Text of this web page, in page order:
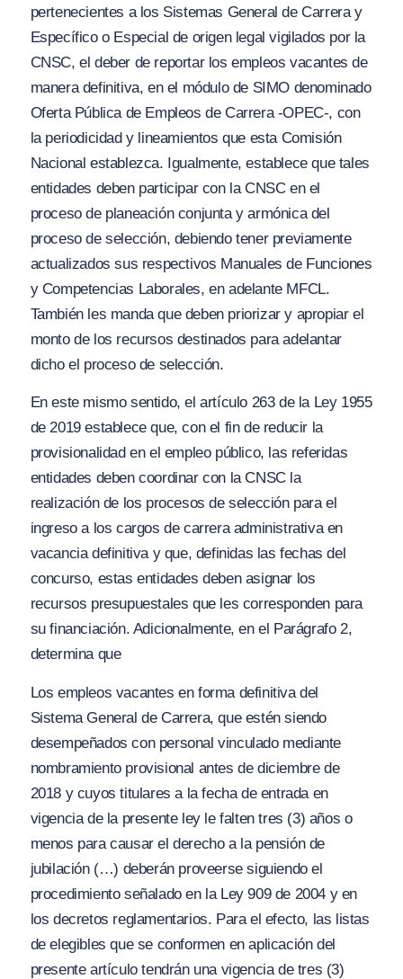
pertenecientes a los Sistemas General de Carrera y
Específico o Especial de origen legal vigilados por la
CNSC, el deber de reportar los empleos vacantes de
manera definitiva, en el módulo de SIMO denominado
Oferta Pública de Empleos de Carrera -OPEC-, con
la periodicidad y lineamientos que esta Comisión
Nacional establezca. Igualmente, establece que tales
entidades deben participar con la CNSC en el
proceso de planeación conjunta y armónica del
proceso de selección, debiendo tener previamente
actualizados sus respectivos Manuales de Funciones
y Competencias Laborales, en adelante MFCL.
También les manda que deben priorizar y apropiar el
monto de los recursos destinados para adelantar
dicho el proceso de selección.
En este mismo sentido, el artículo 263 de la Ley 1955
de 2019 establece que, con el fin de reducir la
provisionalidad en el empleo público, las referidas
entidades deben coordinar con la CNSC la
realización de los procesos de selección para el
ingreso a los cargos de carrera administrativa en
vacancia definitiva y que, definidas las fechas del
concurso, estas entidades deben asignar los
recursos presupuestales que les corresponden para
su financiación. Adicionalmente, en el Parágrafo 2,
determina que
Los empleos vacantes en forma definitiva del
Sistema General de Carrera, que estén siendo
desempeñados con personal vinculado mediante
nombramiento provisional antes de diciembre de
2018 y cuyos titulares a la fecha de entrada en
vigencia de la presente ley le falten tres (3) años o
menos para causar el derecho a la pensión de
jubilación (…) deberán proveerse siguiendo el
procedimiento señalado en la Ley 909 de 2004 y en
los decretos reglamentarios. Para el efecto, las listas
de elegibles que se conformen en aplicación del
presente artículo tendrán una vigencia de tres (3)